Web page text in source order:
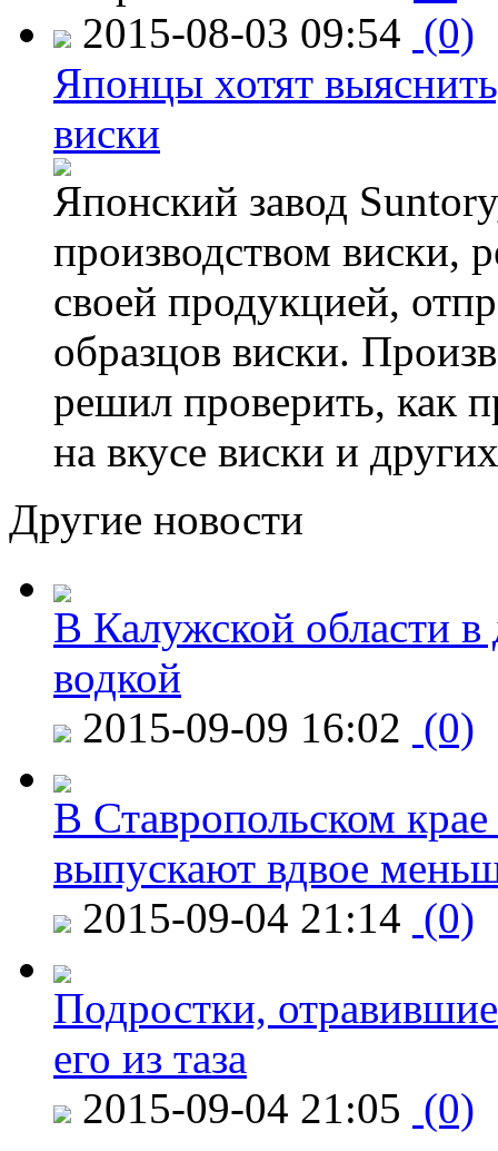
2015-08-03 09:54 (0)
Японцы хотят
виски
Японский завод
производством виски,
своей продукцией,
образцов виски.
решил проверить, как
на вкусе виски и
Другие новости
В Калужской области в
водкой
2015-09-09 16:02 (0)
В Ставропольском
выпускают вдвое
2015-09-04 21:14 (0)
Подростки,
его из таза
2015-09-04 21:05 (0)